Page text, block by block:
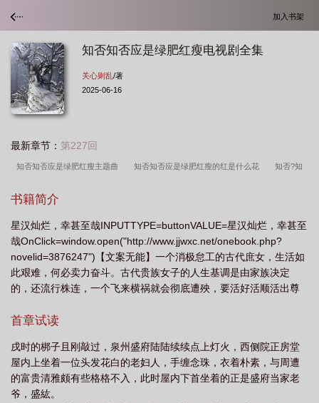
加入书架
知否知否应是绿肥红瘦电视剧全集
关心则乱/著
2025-06-16
最新章节： 第227回
知否知否应是绿肥红瘦主题曲 知否知否应是绿肥红瘦的红是什么花 知否?知
剧情介绍
知否应是绿肥红瘦原著 知否知否应是绿肥红瘦各集简介 知否知否应是绿肥红瘦
全集免费观看 知否知否应是绿肥红瘦电视剧全集 知否知否应是绿肥红瘦电视剧
免费观看完整版 知否知否应是绿肥红瘦诗词 知否知否应是绿肥红瘦百度百
科 知否知否应是绿肥红瘦墨兰私会第几集 知否知否应是绿肥红瘦电视剧完整
词原文 知否知否应是绿肥红瘦是谁写的 知否知否应是绿肥红瘦顾廷烨 知否
知否应是绿肥红瘦古诗 知否知否应是绿肥红瘦在线播放全集免费 知否知否应是
绿肥红瘦诗句
书籍简介
星汉灿烂，幸甚至哉INPUTTYPE=buttonVALUE=星汉灿烂，幸甚至
哉OnClick=window.open("http://www.jjwxc.net/onebook.php?
novelid=3876247")【文案无能】一个消极怠工的古代庶女，生活如
此艰难，何必卖力奋斗。古代贵族女子的人生基调是由家族决定
的，还流行株连，一个飞来横祸就会彻底遭殃，要活好活顺活出尊
吧，我其实是有微博的，不过以前是用来看八卦的，根本不打算让
要求，现在公开，是渣浪上的‘关心则乱zszy’，大家包涵。/B
首章试读
戌时的梆子且刚敲过，泉州盛府陆陆续续点上灯火，西侧院正房堂
屋内上坐着一位头发花白的老妇人，手缠念珠，衣着朴素，与周遭
的富贵清雅颇有些格格不入，此时屋内下首坐着的正是盛府当家老
爷，盛紘。